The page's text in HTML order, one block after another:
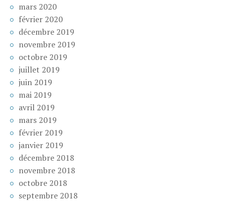
mars 2020
février 2020
décembre 2019
novembre 2019
octobre 2019
juillet 2019
juin 2019
mai 2019
avril 2019
mars 2019
février 2019
janvier 2019
décembre 2018
novembre 2018
octobre 2018
septembre 2018